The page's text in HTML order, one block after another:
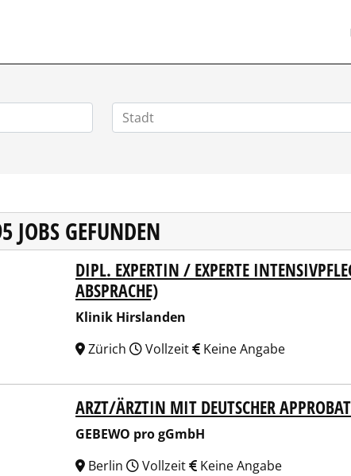
JOBS GEFUNDEN
DIPL. EXPERTIN / EXPERTE
ABSPRACHE)
Klinik Hirslanden
Zürich
Vollzeit Keine Angabe
pro gGmbHARZT/ÄRZTIN MIT DEUTSCHER
GEBEWO pro gGmbH
Berlin
Vollzeit Keine Angabe